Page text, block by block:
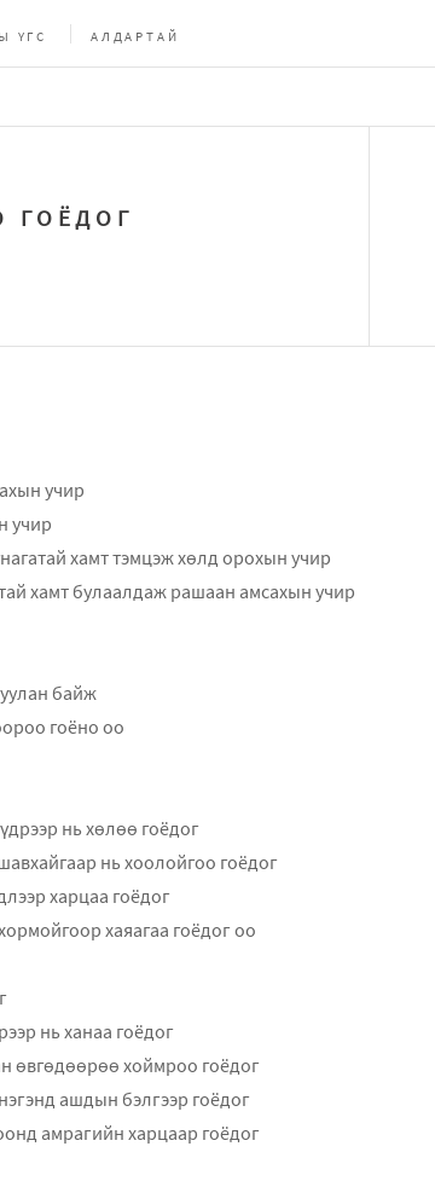
ҮГС АЛДАРТАЙ
ГОЁДОГ
учир
учир
хамт тэмцэж хөлд орохын учир
хамт булаалдаж рашаан амсахын учир
байж
гоёно оо
нь хөлөө гоёдог
нь хоолойгоо гоёдог
харцаа гоёдог
хаяагаа гоёдог оо
нь ханаа гоёдог
өвгөдөөрөө хоймроо гоёдог
ашдын бэлгээр гоёдог
амрагийн харцаар гоёдог